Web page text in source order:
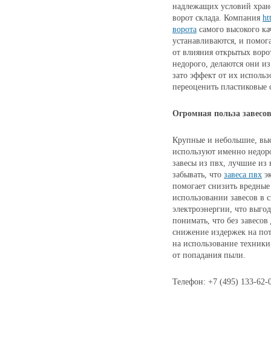
надлежащих условий
ворот склада. Компания
ворота самого высокого
устанавливаются, и
от влияния открытых
недорого, делаются они
зато эффект от их
переоценить пластиковые
Огромная польза
Крупные и небольшие,
используют именно
завесы из пвх, лучшие из
забывать, что завеса пвх
помогает снизить
использовании завесов в
электроэнергии, что
понимать, что без
снижение издержек на
на использование
от попадания пыли.
Телефон: +7 (495) 133-62-